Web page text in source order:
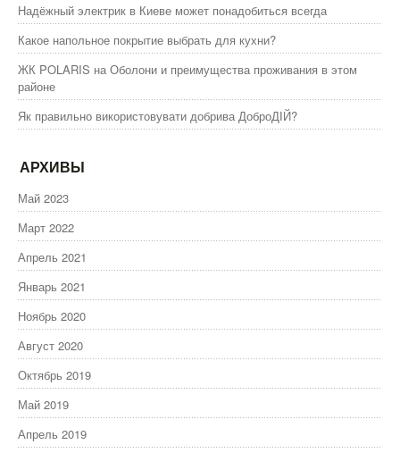
Надёжный электрик в Киеве может понадобиться всегда
Какое напольное покрытие выбрать для кухни?
ЖК POLARIS на Оболони и преимущества проживания в этом
районе
Як правильно використовувати добрива ДоброДІЙ?
АРХИВЫ
Май 2023
Март 2022
Апрель 2021
Январь 2021
Ноябрь 2020
Август 2020
Октябрь 2019
Май 2019
Апрель 2019